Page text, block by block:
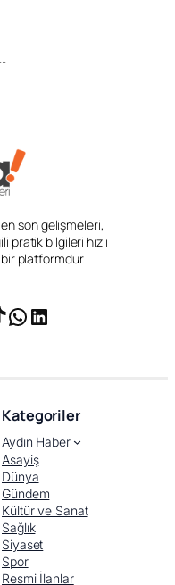
en son gelişmeleri,
pratik bilgileri hızlı
platformdur.
WhatsApp
LinkedIn
Kategoriler
Aydın Haber
Asayiş
Dünya
Gündem
Kültür ve Sanat
Sağlık
Siyaset
Spor
Resmi İlanlar